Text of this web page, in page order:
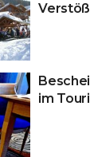
im